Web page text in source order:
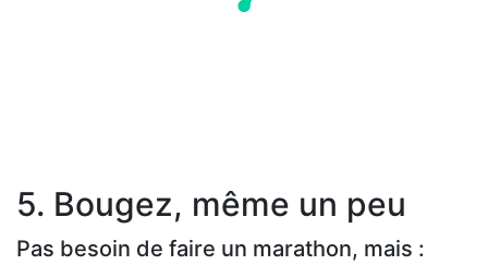
5. Bougez, même un peu
Pas besoin de faire un marathon, mais :